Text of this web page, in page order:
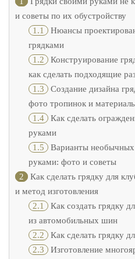
и советы по их обустройству
1.1 Нюансы
грядками
1.2 Конструирование
как сделать подходящие
1.3 Создание дизайна
фото тропинок и
1.4 Как сделать
руками
1.5 Варианты необычных
руками: фото и советы
2
Как сделать грядку для
и метод изготовления
2.1 Как создать грядку
из автомобильных шин
2.2 Как сделать грядку
2.3 Изготовление